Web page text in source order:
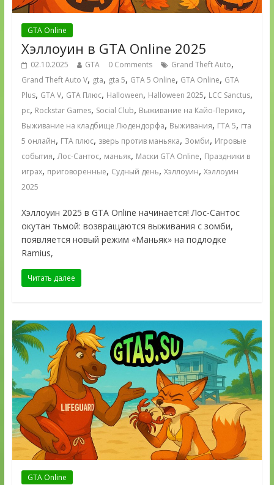
GTA Online
Хэллоуин в GTA Online 2025
02.10.2025 GTA 0 Comments Grand Theft Auto,
Grand Theft Auto V, gta, gta 5, GTA 5 Online, GTA Online, GTA
Plus, GTA V, GTA Плюс, Halloween, Halloween 2025, LCC Sanctus,
pc, Rockstar Games, Social Club, Выживание на Кайо-Перико,
Выживание на кладбище Людендорфа, Выживания, ГТА 5, гта
5 онлайн, ГТА плюс, зверь против маньяка, Зомби, Игровые
события,Лос-Сантос, маньяк, Маски GTA Online, Праздники в
играх, приговоренные, Судный день, Хэллоуин, Хэллоуин
2025
Хэллоуин 2025 в GTA Online начинается! Лос-Сантос
окутан тьмой: возвращаются выживания с зомби,
появляется новый режим «Маньяк» на подлодке
Ramius,
Читать далее
GTA Online